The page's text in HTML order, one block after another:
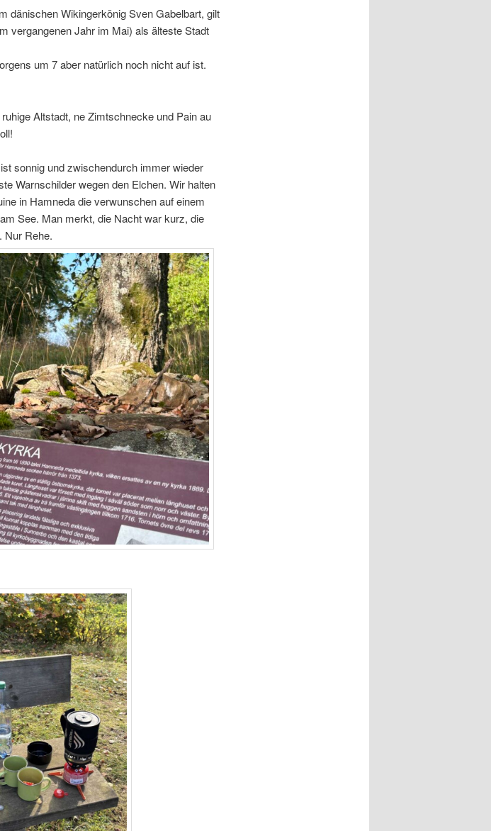
dänischen Wikingerkönig Sven Gabelbart, gilt
vergangenen Jahr im Mai) als älteste Stadt
um 7 aber natürlich noch nicht auf ist.
Altstadt, ne Zimtschnecke und Pain au
sonnig und zwischendurch immer wieder
Warnschilder wegen den Elchen. Wir halten
in Hamneda die verwunschen auf einem
See. Man merkt, die Nacht war kurz, die
Nur Rehe.